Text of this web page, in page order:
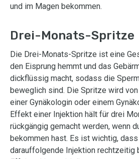
und im Magen bekommen.
Drei-Monats-Spritze
Die Drei-Monats-Spritze ist eine
den Eisprung hemmt und das
dickflüssig macht, sodass die
beweglich sind. Die Spritze wird
einer Gynäkologin oder einem
Effekt einer Injektion hält für drei
rückgängig gemacht werden, wenn
bekommen hast. Es ist wichtig,
darauffolgende Injektion rechtzeitig